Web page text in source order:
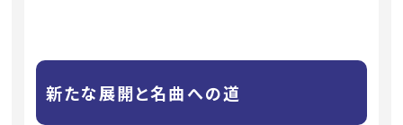
新たな展開と名曲への道